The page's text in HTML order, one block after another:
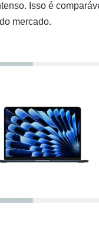
Isso é
do mercado.